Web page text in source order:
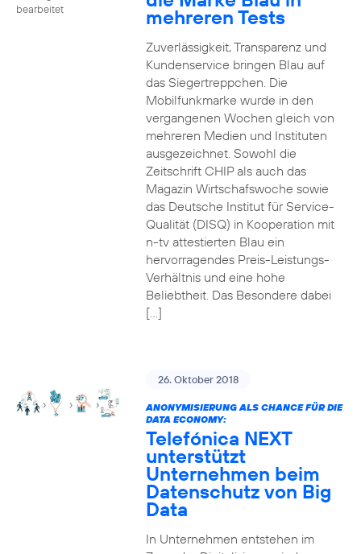
bearbeitet
mehreren Tests
Zuverlässigkeit, Transparenz und
Kundenservice bringen Blau auf
das Siegertreppchen. Die
Mobilfunkmarke wurde in den
vergangenen Wochen gleich von
mehreren Medien und Instituten
ausgezeichnet. Sowohl die
Zeitschrift CHIP als auch das
Magazin Wirtschafswoche sowie
das Deutsche Institut für Service-
Qualität (DISQ) in Kooperation mit
n-tv attestierten Blau ein
hervorragendes Preis-Leistungs-
Verhältnis und eine hohe
Beliebtheit. Das Besondere dabei
[…]
26. Oktober 2018
ANONYMISIERUNG ALS CHANCE FÜR DIE
DATA ECONOMY:
Telefónica NEXT
unterstützt
Unternehmen beim
Datenschutz von Big
Data
In Unternehmen entstehen im